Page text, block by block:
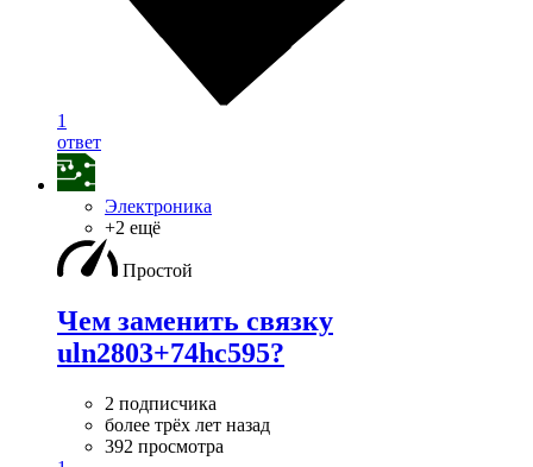
1
ответ
Электроника
+2 ещё
Простой
Чем заменить связку
uln2803+74hc595?
2 подписчика
более трёх лет назад
392 просмотра